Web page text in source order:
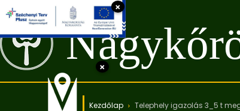
Kezdőlap Telephely igazolás 3_5 t
×
×